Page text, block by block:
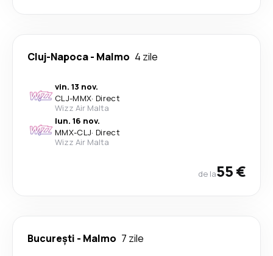
Cluj-Napoca- Malmo 4 zile
vin. 13 nov.
CLJ-MMX· Direct
Wizz Air Malta
lun. 16 nov.
MMX-CLJ· Direct
Wizz Air Malta
de la55 €
București - Malmo 7 zile